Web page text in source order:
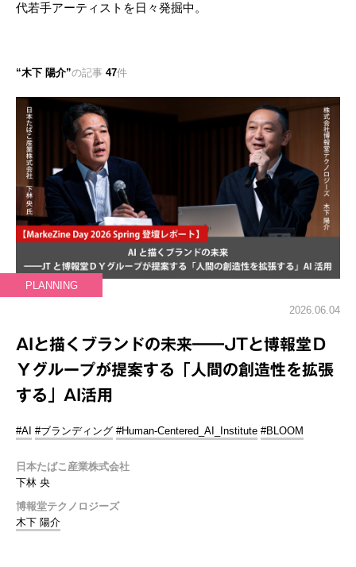
代若手アーティストを日々発掘中。
木下 陽介 の記事 47件
PLANNING
2026.06.04
AIと描くブランドの未来━━JTと博報堂Ｄ
Ｙグループが提案する「人間の創造性を拡張
する」AI活用
#AI #ブランディング #Human-Centered_AI_Institute #BLOOM
日本たばこ産業株式会社
下林 央
博報堂テクノロジーズ
木下 陽介